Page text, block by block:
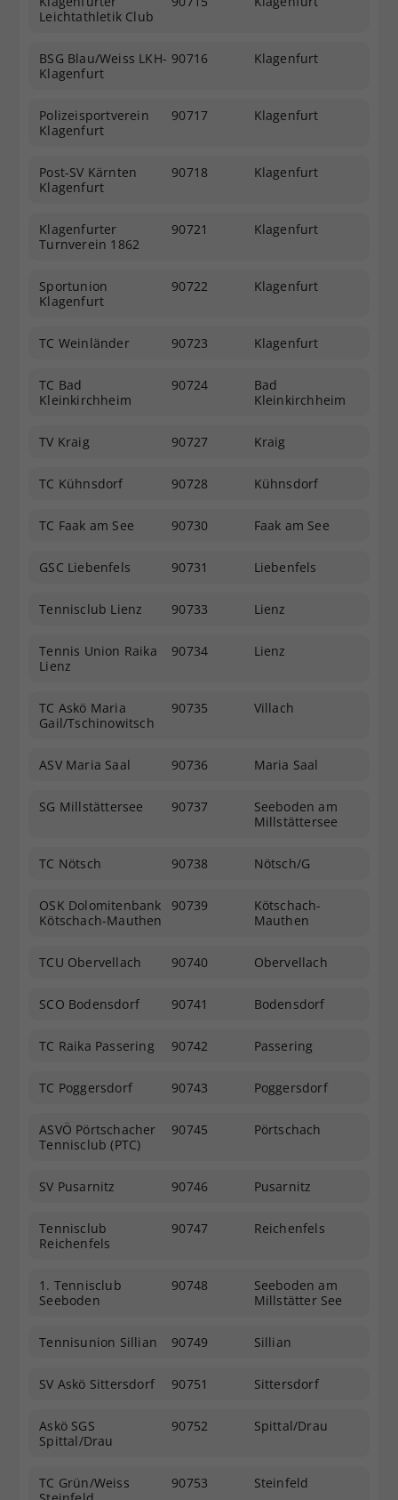
Leichtathletik Club
BSG Blau/Weiss LKH-
Klagenfurt
90716 Klagenfurt
Polizeisportverein
Klagenfurt
90717 Klagenfurt
Post-SV Kärnten
Klagenfurt
90718 Klagenfurt
Klagenfurter
Turnverein 1862
90721 Klagenfurt
Sportunion
Klagenfurt
90722 Klagenfurt
TC Weinländer 90723 Klagenfurt
TC Bad
Kleinkirchheim
90724
Bad
Kleinkirchheim
TV Kraig 90727 Kraig
TC Kühnsdorf 90728 Kühnsdorf
TC Faak am See 90730 Faak am See
GSC Liebenfels 90731 Liebenfels
Tennisclub Lienz 90733 Lienz
Tennis Union Raika
Lienz
90734 Lienz
TC Askö Maria
Gail/Tschinowitsch
90735 Villach
ASV Maria Saal 90736 Maria Saal
SG Millstättersee 90737
Seeboden am
Millstättersee
TC Nötsch 90738 Nötsch/G
OSK Dolomitenbank
Kötschach-Mauthen
90739
Kötschach-
Mauthen
TCU Obervellach 90740 Obervellach
SCO Bodensdorf 90741 Bodensdorf
TC Raika Passering 90742 Passering
TC Poggersdorf 90743 Poggersdorf
ASVÖ Pörtschacher
Tennisclub (PTC)
90745 Pörtschach
SV Pusarnitz 90746 Pusarnitz
Tennisclub
Reichenfels
90747 Reichenfels
1. Tennisclub
Seeboden
90748
Seeboden am
Millstätter See
Tennisunion Sillian 90749 Sillian
SV Askö Sittersdorf 90751 Sittersdorf
Askö SGS
Spittal/Drau
90752 Spittal/Drau
TC Grün/Weiss
90753 Steinfeld